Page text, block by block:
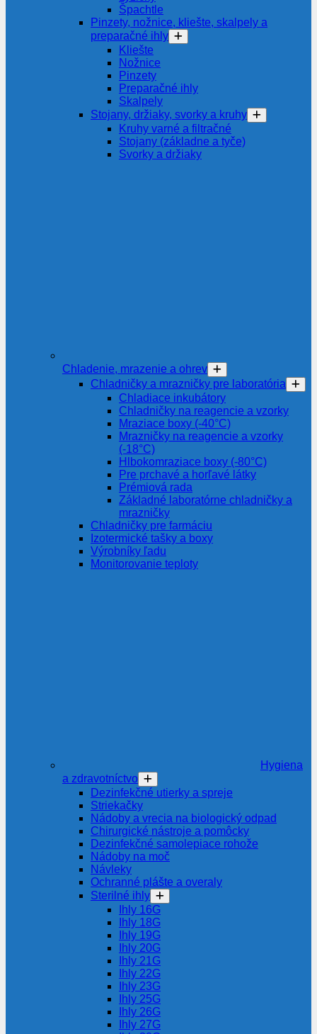
Špachtle
Pinzety, nožnice, kliešte, skalpely a
preparačné ihly
Kliešte
Nožnice
Pinzety
Preparačné ihly
Skalpely
Stojany, držiaky, svorky a kruhy
Kruhy varné a filtračné
Stojany (základne a tyče)
Svorky a držiaky
Chladenie, mrazenie a ohrev
Chladničky a mrazničky pre laboratória
Chladiace inkubátory
Chladničky na reagencie a vzorky
Mraziace boxy (-40°C)
Mrazničky na reagencie a vzorky
(-18°C)
Hlbokomraziace boxy (-80°C)
Pre prchavé a horľavé látky
Prémiová rada
Základné laboratórne chladničky a
mrazničky
Chladničky pre farmáciu
Izotermické tašky a boxy
Výrobníky ľadu
Monitorovanie teploty
Hygiena
a zdravotníctvo
Dezinfekčné utierky a spreje
Striekačky
Nádoby a vrecia na biologický odpad
Chirurgické nástroje a pomôcky
Dezinfekčné samolepiace rohože
Nádoby na moč
Návleky
Ochranné plášte a overaly
Sterilné ihly
Ihly 16G
Ihly 18G
Ihly 19G
Ihly 20G
Ihly 21G
Ihly 22G
Ihly 23G
Ihly 25G
Ihly 26G
Ihly 27G